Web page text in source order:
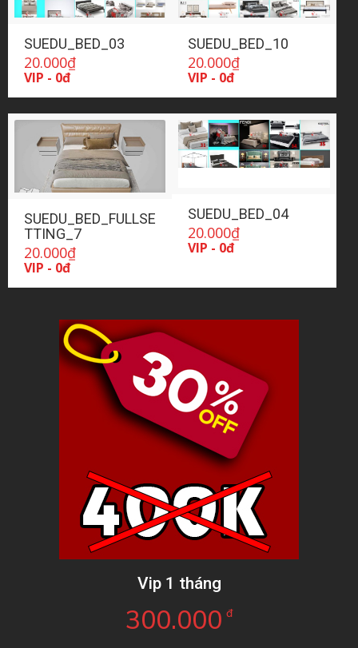
SUEDU_BED_03
20.000₫
VIP - 0đ
SUEDU_BED_10
20.000₫
VIP - 0đ
SUEDU_BED_FULLSE
TTING_7
20.000₫
VIP - 0đ
SUEDU_BED_04
20.000₫
VIP - 0đ
Vip 1 tháng
300.000 đ